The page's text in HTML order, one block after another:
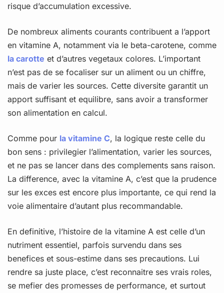
risque d’accumulation excessive.
De nombreux aliments courants contribuent a l’apport
en vitamine A, notamment via le beta-carotene, comme
la carotte et d’autres vegetaux colores. L’important
n’est pas de se focaliser sur un aliment ou un chiffre,
mais de varier les sources. Cette diversite garantit un
apport suffisant et equilibre, sans avoir a transformer
son alimentation en calcul.
Comme pour la vitamine C, la logique reste celle du
bon sens : privilegier l’alimentation, varier les sources,
et ne pas se lancer dans des complements sans raison.
La difference, avec la vitamine A, c’est que la prudence
sur les exces est encore plus importante, ce qui rend la
voie alimentaire d’autant plus recommandable.
En definitive, l’histoire de la vitamine A est celle d’un
nutriment essentiel, parfois survendu dans ses
benefices et sous-estime dans ses precautions. Lui
rendre sa juste place, c’est reconnaitre ses vrais roles,
se mefier des promesses de performance, et surtout